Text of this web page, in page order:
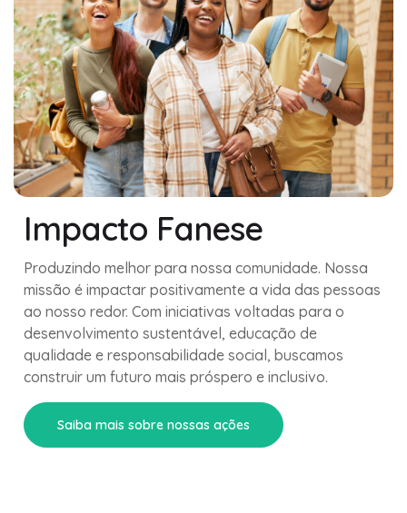
Impacto Fanese
Produzindo melhor para nossa comunidade. Nossa
missão é impactar positivamente a vida das pessoas
ao nosso redor. Com iniciativas voltadas para o
desenvolvimento sustentável, educação de
qualidade e responsabilidade social, buscamos
construir um futuro mais próspero e inclusivo.
Saiba mais sobre nossas ações